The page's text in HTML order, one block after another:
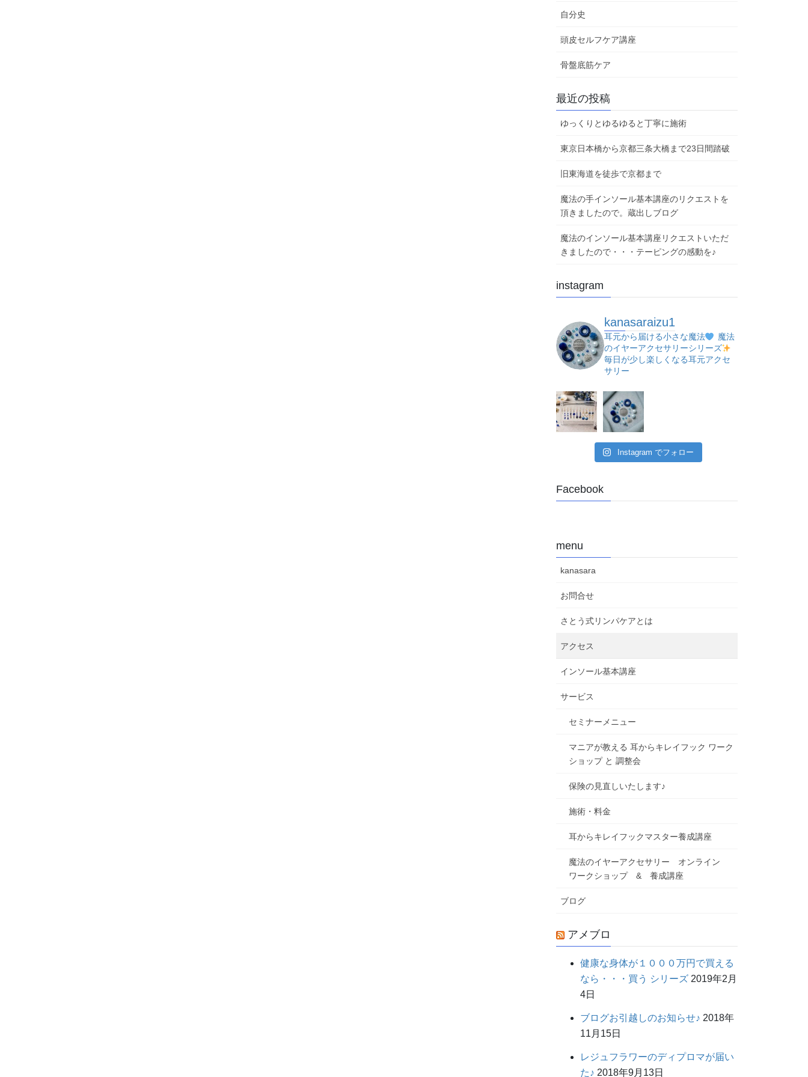
自分史
頭皮セルフケア講座
骨盤底筋ケア
最近の投稿
ゆっくりとゆるゆると丁寧に施術
東京日本橋から京都三条大橋まで23日間踏破
旧東海道を徒歩で京都まで
魔法の手インソール基本講座のリクエストを
頂きましたので。蔵出しブログ
魔法のインソール基本講座リクエストいただ
きましたので・・・テーピングの感動を♪
instagram
kanasaraizu1
耳元から届ける小さな魔法
魔法
のイヤーアクセサリーシリーズ
毎日が少し楽しくなる耳元アクセ
サリー
Instagram でフォロー
Facebook
menu
kanasara
お問合せ
さとう式リンパケアとは
アクセス
インソール基本講座
サービス
セミナーメニュー
マニアが教える 耳からキレイフック ワーク
ショップ と 調整会
保険の見直しいたします♪
施術・料金
耳からキレイフックマスター養成講座
魔法のイヤーアクセサリー オンライン
ワークショップ & 養成講座
ブログ
アメブロ
健康な身体が１０００万円で買える
なら・・・買う シリーズ 2019年2月
4日
ブログお引越しのお知らせ♪ 2018年
11月15日
レジュフラワーのディプロマが届い
た♪ 2018年9月13日